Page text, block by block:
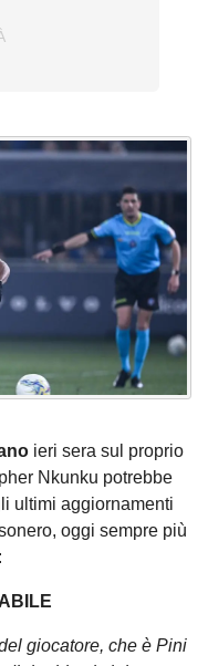
ieri sera sul proprio
Nkunku potrebbe
ultimi aggiornamenti
oggi sempre più
giocatore, che è Pini